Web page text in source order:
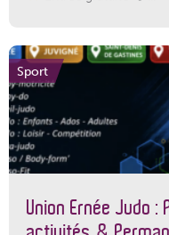
Sport
Union Ernée Judo